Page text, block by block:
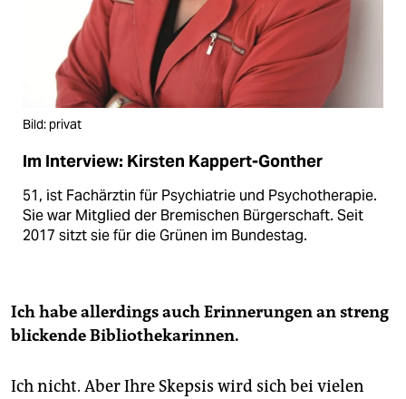
Bild: privat
Im Interview: Kirsten Kappert-Gonther
51, ist Fachärztin für Psychiatrie und Psychotherapie.
Sie war Mitglied der Bremischen Bürgerschaft. Seit
2017 sitzt sie für die Grünen im Bundestag.
Ich habe allerdings auch Erinnerungen an streng
blickende Bibliothekarinnen.
Ich nicht. Aber Ihre Skepsis wird sich bei vielen